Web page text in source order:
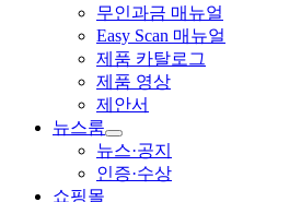
무인과금 매뉴얼
Easy Scan 매뉴얼
제품 카탈로그
제품 영상
제안서
뉴스룸
뉴스·공지
인증·수상
쇼핑몰